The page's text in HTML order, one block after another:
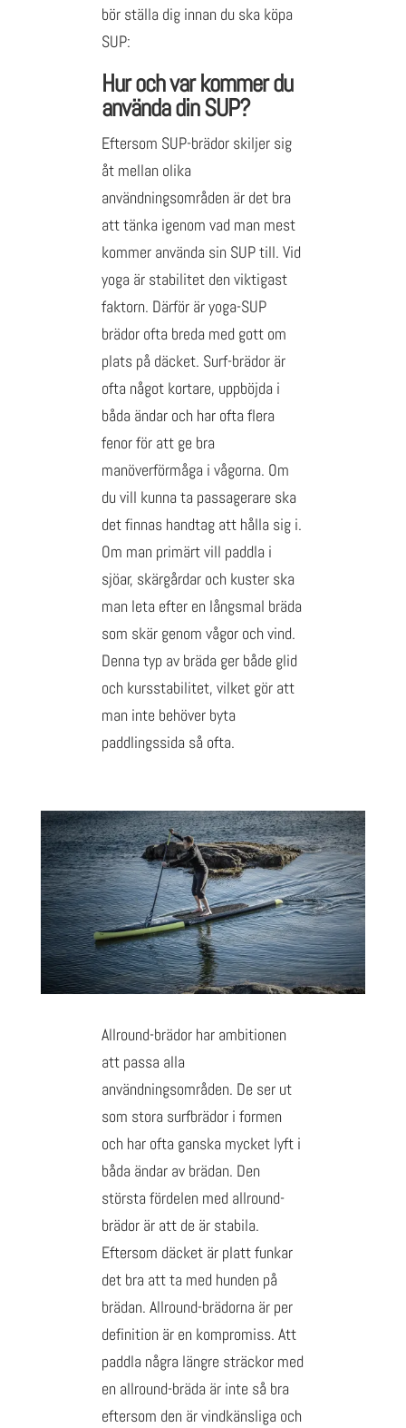
bör ställa dig innan du ska köpa
SUP:
Hur och var kommer du
använda din SUP?
Eftersom SUP-brädor skiljer sig
åt mellan olika
användningsområden är det bra
att tänka igenom vad man mest
kommer använda sin SUP till. Vid
yoga är stabilitet den viktigast
faktorn. Därför är yoga-SUP
brädor ofta breda med gott om
plats på däcket. Surf-brädor är
ofta något kortare, uppböjda i
båda ändar och har ofta flera
fenor för att ge bra
manöverförmåga i vågorna. Om
du vill kunna ta passagerare ska
det finnas handtag att hålla sig i.
Om man primärt vill paddla i
sjöar, skärgårdar och kuster ska
man leta efter en långsmal bräda
som skär genom vågor och vind.
Denna typ av bräda ger både glid
och kursstabilitet, vilket gör att
man inte behöver byta
paddlingssida så ofta.
Allround-brädor har ambitionen
att passa alla
användningsområden. De ser ut
som stora surfbrädor i formen
och har ofta ganska mycket lyft i
båda ändar av brädan. Den
största fördelen med allround-
brädor är att de är stabila.
Eftersom däcket är platt funkar
det bra att ta med hunden på
brädan. Allround-brädorna är per
definition är en kompromiss. Att
paddla några längre sträckor med
en allround-bräda är inte så bra
eftersom den är vindkänsliga och